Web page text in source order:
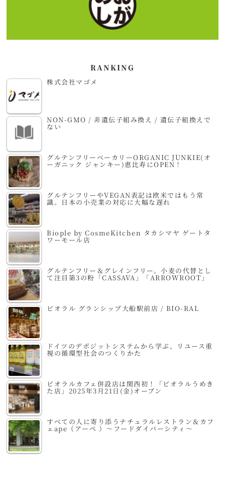
RANKING
株式会社マゴメ
NON-GMO / 非遺伝子組み換え / 遺伝子組換えで
ない
グルテンフリーベーカリーORGANIC JUNKIE(オ
ーガニック ジャンキー)恵比寿にOPEN！
グルテンフリーやVEGAN表記は欧米ではもう常
識。日本の小売業の対応に大幅な遅れ
Biople by CosmeKitchen タカシマヤ ゲートタ
ワーモール店
グルテンフリー＆グレインフリー。小麦の代替とし
て注目第3の粉「CASSAVA」「ARROWROOT」
ビオラル グランシップ大船駅前店 / BIO-RAL
ドイツのデポジットシステムから学ぶ、リユース重
視の循環型社会のつくりかた
ビオラルカフェ併設店は関西初！「ビオラルうめき
た店」2025年3月21日(金)オープン
すべての人に寄り添うナチュラルレストラン＆カフ
ェape（アーペ ）～フードダイバーシティ～